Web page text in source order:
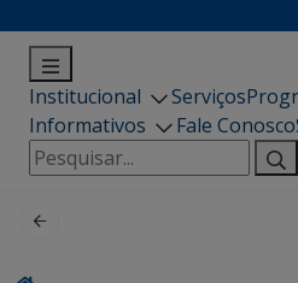
Institucional Serviços
Informativos
Fale Conosco
Pesquisar
por: